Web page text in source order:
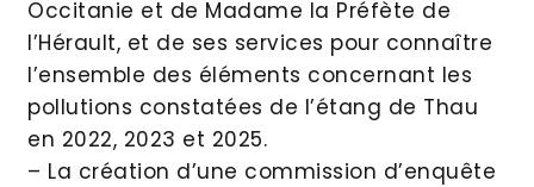
Occitanie et de Madame la Préfète de
l’Hérault, et de ses services pour connaître
l’ensemble des éléments concernant les
pollutions constatées de l’étang de Thau
en 2022, 2023 et 2025.
– La création d’une commission d’enquête